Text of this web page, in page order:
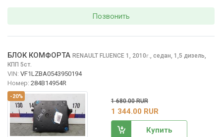
Позвонить
-20%
БЛОК КОМФОРТА RENAULT FLUENCE 1, 2010г., седан, 1,5 дизель,
КПП 5ст.
VIN: VF1LZBA0543950194
Номер: 284B14954R
1 680.00 RUR
1 344.00 RUR
Купить